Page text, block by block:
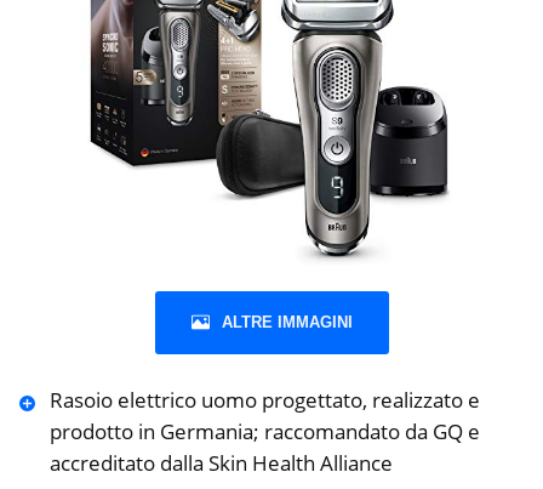
ALTRE IMMAGINI
Rasoio elettrico uomo progettato, realizzato e
prodotto in Germania; raccomandato da GQ e
accreditato dalla Skin Health Alliance